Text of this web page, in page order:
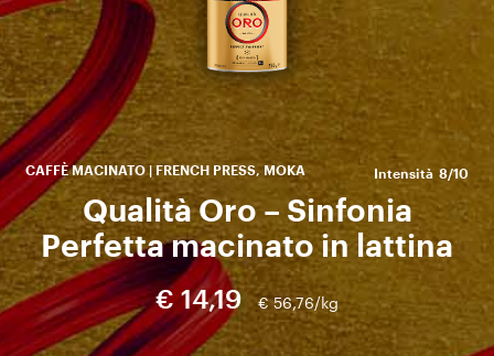
CAFFÈ MACINATO | FRENCH PRESS, MOKA Intensità 8/10
Qualità Oro – Sinfonia
Perfetta macinato in lattina
€ 14,19 € 56,76/kg